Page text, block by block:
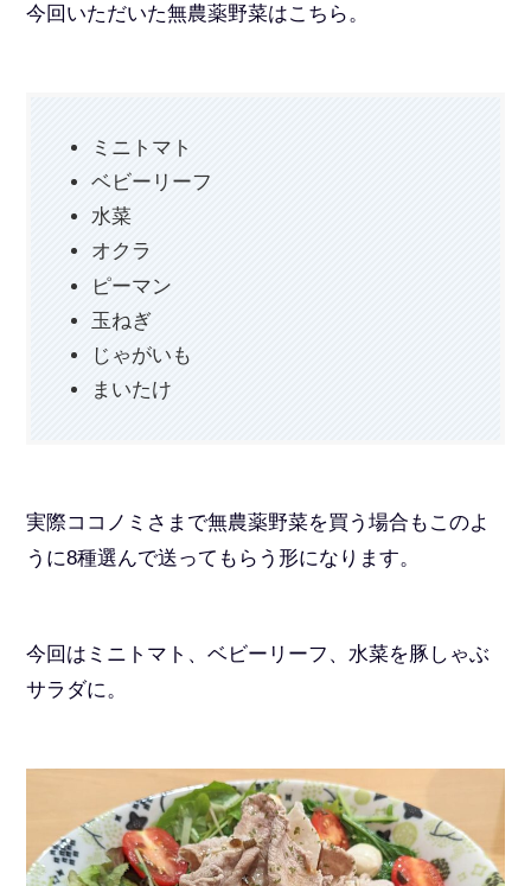
今回いただいた無農薬野菜はこちら。
ミニトマト
ベビーリーフ
水菜
オクラ
ピーマン
玉ねぎ
じゃがいも
まいたけ
実際ココノミさまで無農薬野菜を買う場合もこのよ
うに8種選んで送ってもらう形になります。
今回はミニトマト、ベビーリーフ、水菜を豚しゃぶ
サラダに。